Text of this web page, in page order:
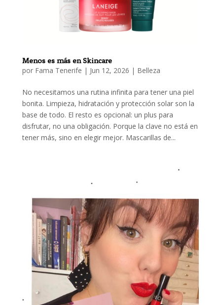
Menos es más en Skincare
por Fama Tenerife | Jun 12, 2026 | Belleza
No necesitamos una rutina infinita para tener una piel
bonita. Limpieza, hidratación y protección solar son la
base de todo. El resto es opcional: un plus para
disfrutar, no una obligación. Porque la clave no está en
tener más, sino en elegir mejor. Mascarillas de...